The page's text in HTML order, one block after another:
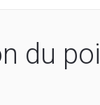
du